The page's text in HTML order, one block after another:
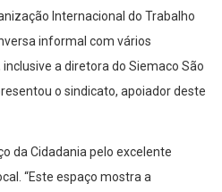
Internacional do Trabalho
informal com vários
a diretora do Siemaco São
o sindicato, apoiador deste
da Cidadania pelo excelente
“Este espaço mostra a